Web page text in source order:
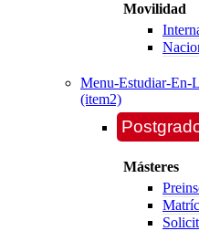
Movilidad
Menu-Estudiar-En-
(item2)
Másteres